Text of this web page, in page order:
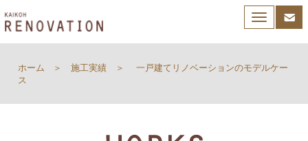
Toggle
navigation
ホーム 施工実績
一戸建てリノベーションのモデルケー
ス